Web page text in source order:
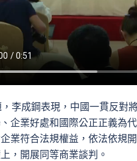
李成鋼表現，中國一貫反對
企業好處和國際公正正義為
業符合法規權益，依法依規
，開展同等商業談判。